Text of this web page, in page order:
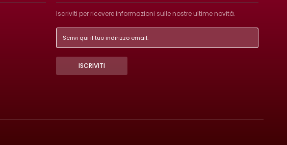
Iscriviti per ricevere informazioni sulle nostre ultime novità.
ISCRIVITI